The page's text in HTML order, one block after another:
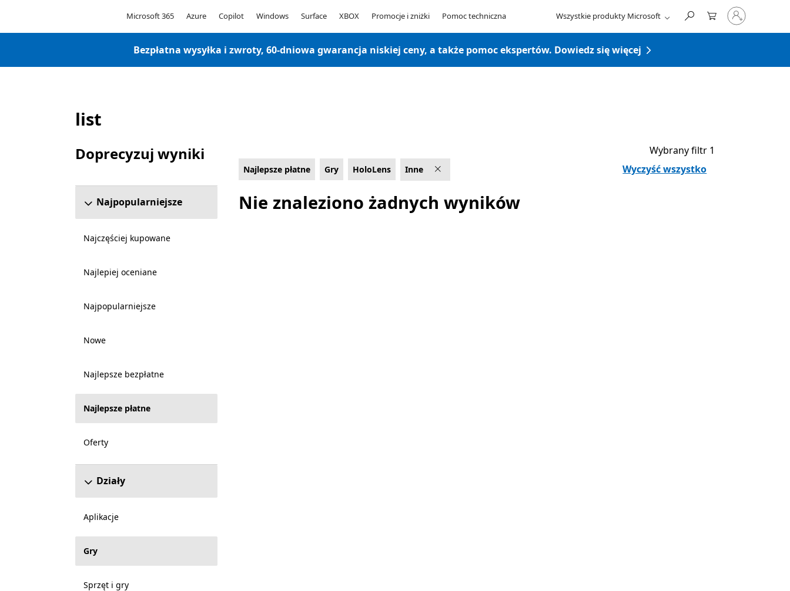
Microsoft 365 Azure Copilot Windows Surface XBOX Promocje i zniżki Pomoc techniczna Wszystkie produkty Microsoft
Zaloguj
się
Bezpłatna wysyłka i zwroty, 60-dniowa gwarancja niskiej ceny, a także pomoc ekspertów. Dowiedz się więcej
Lista Microsoft.com
list
Doprecyzuj wyniki
Pomiń sekcję uściślania wyników
Najpopularniejsze
Najczęściej kupowane
Najlepiej oceniane
Najpopularniejsze
Nowe
Najlepsze bezpłatne
Najlepsze płatne
Oferty
Działy
Aplikacje
Gry
Sprzęt i gry
Najlepsze płatne Gry HoloLens Inne
Wybrany filtr 1
Wyczyść wszystko
Nie znaleziono żadnych wyników